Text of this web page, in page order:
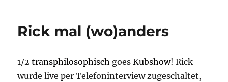
im
Tagesspiegel
Rick mal (wo)anders
1/2transphilosophisch goesKubshow! Rick
wurde live per Telefoninterview zugeschaltet,